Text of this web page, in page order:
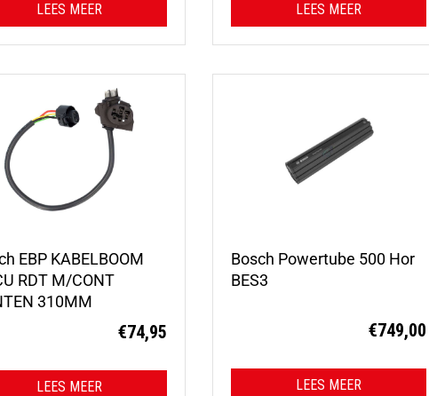
LEES MEER LEES MEER
EBP KABELBOOM
RDT M/CONT
310MM
€74,95
LEES MEER
Bosch Powertube 500 Hor
BES3
€749,00
LEES MEER